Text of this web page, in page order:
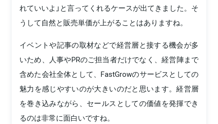
れていいよ」と言ってくれるケースが出てきました。そ
うして自然と販売単価が上がることはありますね。
イベントや記事の取材などで経営層と接する機会が多
いため、人事やPRのご担当者だけでなく、経営陣まで
含めた会社全体として、FastGrowのサービスとしての
魅力を感じやすいのが大きいのだと思います。経営層
を巻き込みながら、セールスとしての価値を発揮でき
るのは非常に面白いですね。